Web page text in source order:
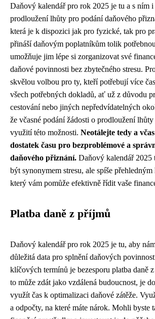
Daňový kalendář pro rok 2025 je tu a s ním i
prodloužení lhůty pro podání daňového
která je k dispozici jak pro fyzické, tak pro
přináší daňovým poplatníkům tolik
umožňuje jim lépe si zorganizovat své
daňové povinnosti bez zbytečného stresu.
skvělou volbou pro ty, kteří potřebují více
všech potřebných dokladů, ať už z důvodu
cestování nebo jiných nepředvídatelných
že včasné podání žádosti o prodloužení
využití této možnosti. Neotálejte tedy a
dostatek času pro bezproblémové a
daňového přiznání. Daňový kalendář 2025
být synonymem stresu, ale spíše přehledným
který vám pomůže efektivně řídit vaše
Platba daně z příjmů
Daňový kalendář pro rok 2025 je tu, aby
důležitá data pro splnění daňových
klíčových termínů je bezesporu platba daně
to může zdát jako vzdálená budoucnost, je
využít čas k optimalizaci daňové zátěže.
a odpočty, na které máte nárok. Mohli byste